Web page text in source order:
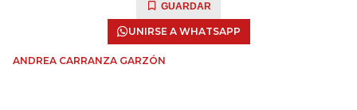
GUARDAR
UNIRSE A WHATSAPP
ANDREA CARRANZA GARZÓN